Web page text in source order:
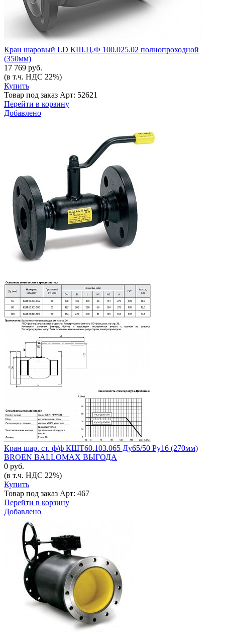
Кран шаровый LD КШ.Ц.Ф 100.025.02 полнопроходной
(350мм)
17 769 руб.
(в т.ч. НДС 22%)
Купить
Товар под заказ Арт: 52621
Перейти в корзину
Добавлено
Кран шар. ст. ф/ф КШТ60.103.065 Ду65/50 Ру16 (270мм)
BROEN BALLOMAX ВЫГОДА
0 руб.
(в т.ч. НДС 22%)
Купить
Товар под заказ Арт: 467
Перейти в корзину
Добавлено